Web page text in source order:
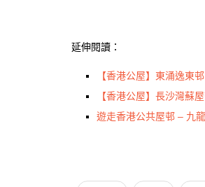
延伸閱讀：
【香港公屋】東涌逸東
【香港公屋】長沙灣蘇
遊走香港公共屋邨 – 九